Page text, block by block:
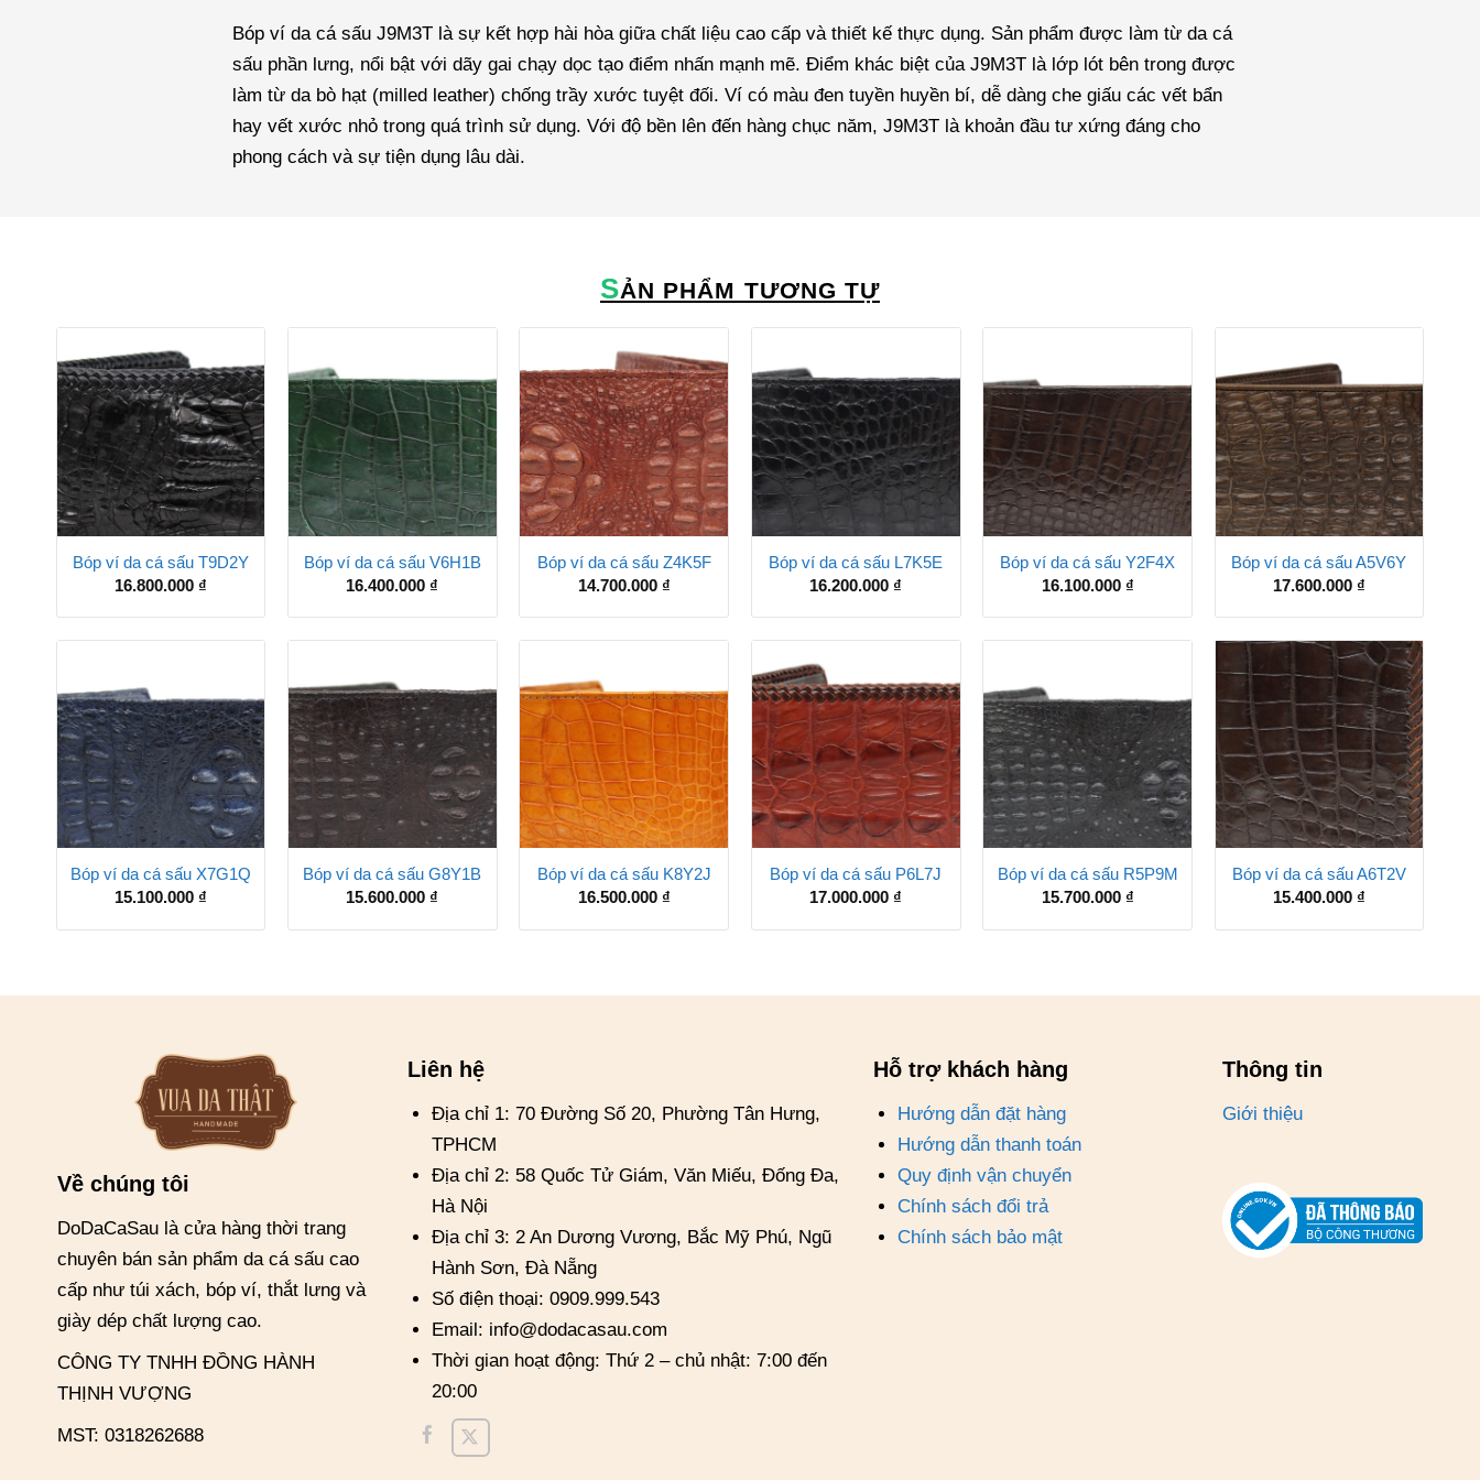
Bóp ví da cá sấu J9M3T là sự kết hợp hài hòa giữa chất liệu cao cấp và thiết kế thực dụng. Sản phẩm được làm từ da cá
sấu phần lưng, nổi bật với dãy gai chạy dọc tạo điểm nhấn mạnh mẽ. Điểm khác biệt của J9M3T là lớp lót bên trong được
làm từ da bò hạt (milled leather) chống trầy xước tuyệt đối. Ví có màu đen tuyền huyền bí, dễ dàng che giấu các vết bẩn
hay vết xước nhỏ trong quá trình sử dụng. Với độ bền lên đến hàng chục năm, J9M3T là khoản đầu tư xứng đáng cho
phong cách và sự tiện dụng lâu dài.
SẢN PHẨM TƯƠNG TỰ
Bóp ví da cá sấu T9D2Y
16.800.000 ₫
Bóp ví da cá sấu V6H1B
16.400.000 ₫
Bóp ví da cá sấu Z4K5F
14.700.000 ₫
Bóp ví da cá sấu L7K5E
16.200.000 ₫
Bóp ví da cá sấu Y2F4X
16.100.000 ₫
Bóp ví da cá sấu A5V6Y
17.600.000 ₫
Bóp ví da cá sấu X7G1Q
15.100.000 ₫
Bóp ví da cá sấu G8Y1B
15.600.000 ₫
Bóp ví da cá sấu K8Y2J
16.500.000 ₫
Bóp ví da cá sấu P6L7J
17.000.000 ₫
Bóp ví da cá sấu R5P9M
15.700.000 ₫
Bóp ví da cá sấu A6T2V
15.400.000 ₫
Về chúng tôi
DoDaCaSau là cửa hàng thời trang
chuyên bán sản phẩm da cá sấu cao
cấp như túi xách, bóp ví, thắt lưng và
giày dép chất lượng cao.
CÔNG TY TNHH ĐỒNG HÀNH
THỊNH VƯỢNG
MST: 0318262688
Liên hệ
Địa chỉ 1: 70 Đường Số 20, Phường Tân Hưng,
TPHCM
Địa chỉ 2: 58 Quốc Tử Giám, Văn Miếu, Đống Đa,
Hà Nội
Địa chỉ 3: 2 An Dương Vương, Bắc Mỹ Phú, Ngũ
Hành Sơn, Đà Nẵng
Số điện thoại: 0909.999.543
Email: info@dodacasau.com
Thời gian hoạt động: Thứ 2 – chủ nhật: 7:00 đến
20:00
Hỗ trợ khách hàng
Hướng dẫn đặt hàng
Hướng dẫn thanh toán
Quy định vận chuyển
Chính sách đổi trả
Chính sách bảo mật
Thông tin
Giới thiệu